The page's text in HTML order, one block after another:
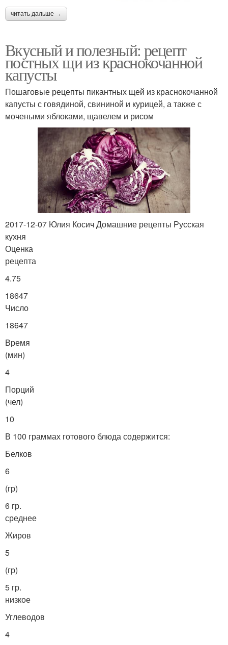
читать дальше →
Вкусный и полезный: рецепт
постных щи из краснокочанной
капусты
Пошаговые рецепты пикантных щей из краснокочанной
капусты с говядиной, свининой и курицей, а также с
мочеными яблоками, щавелем и рисом
2017-12-07 Юлия Косич Домашние рецепты Русская
кухня
Оценка
рецепта
4.75
18647
Число
18647
Время
(мин)
4
Порций
(чел)
10
В 100 граммах готового блюда содержится:
Белков
6
(гр)
6 гр.
среднее
Жиров
5
(гр)
5 гр.
низкое
Углеводов
4